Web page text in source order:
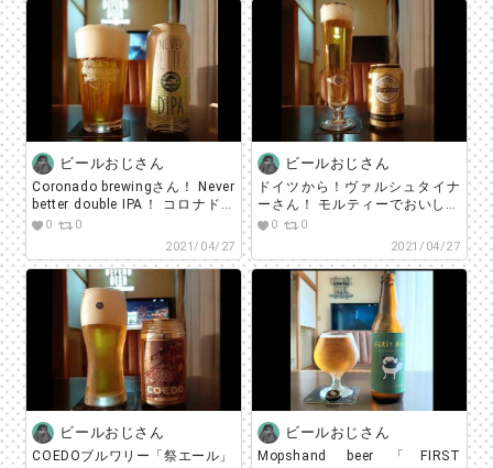
ビールおじさん
Coronado brewingさん！ Never
better double IPA！ コロナドさ
んのビールはどれもおいしい！
0
0
2021/04/27
ビールおじさん
ドイツから！ヴァルシュタイナ
ーさん！ モルティーでおいしい
です！
0
0
2021/04/27
ビールおじさん
COEDOブルワリー「祭エール」
ビールおじさん
Mopshand beer「FIRST